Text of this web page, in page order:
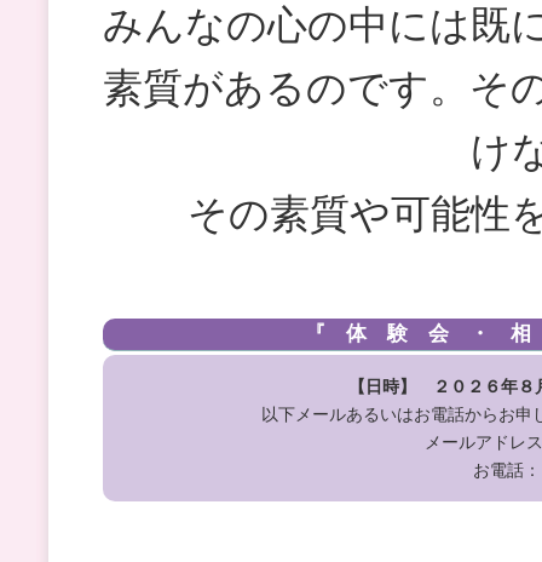
みんなの心の中には既
素質があるのです。そ
け
その素質や可能性
『 体 験 会 ・
【日時】 ２０２６年
以下メールあるいはお電話からお
メールアドレ
お電話